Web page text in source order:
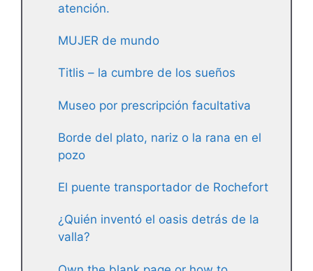
atención.
MUJER de mundo
Titlis – la cumbre de los sueños
Museo por prescripción facultativa
Borde del plato, nariz o la rana en el
pozo
El puente transportador de Rochefort
¿Quién inventó el oasis detrás de la
valla?